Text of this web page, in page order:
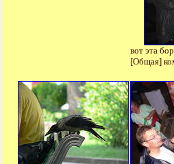
вот эта
[Общая]